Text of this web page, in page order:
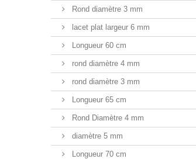
Rond diamètre 3 mm
lacet plat largeur 6 mm
Longueur 60 cm
rond diamètre 4 mm
rond diamètre 3 mm
Longueur 65 cm
Rond Diamètre 4 mm
diamètre 5 mm
Longueur 70 cm